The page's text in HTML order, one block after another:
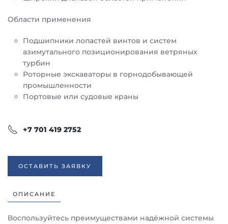
Области применения
Подшипники лопастей винтов и систем
азимутального позиционирования ветряных
турбин
Роторные экскаваторы в горнодобывающей
промышленности
Портовые или судовые краны
+7 701 419 2752
ОСТАВИТЬ ЗАЯВКУ
ОПИСАНИЕ
Воспользуйтесь преимуществами надёжной системы